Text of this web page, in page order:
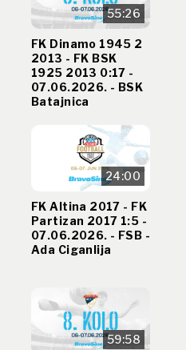
55:26
FK Dinamo 1945 2
2013 - FK BSK
1925 2013 0:17 -
07.06.2026. - BSK
Batajnica
24:00
FK Altina 2017 - FK
Partizan 2017 1:5 -
07.06.2026. - FSB -
Ada Ciganlija
59:58